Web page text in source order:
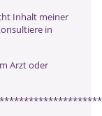
Inhalt meiner
in
Arzt oder